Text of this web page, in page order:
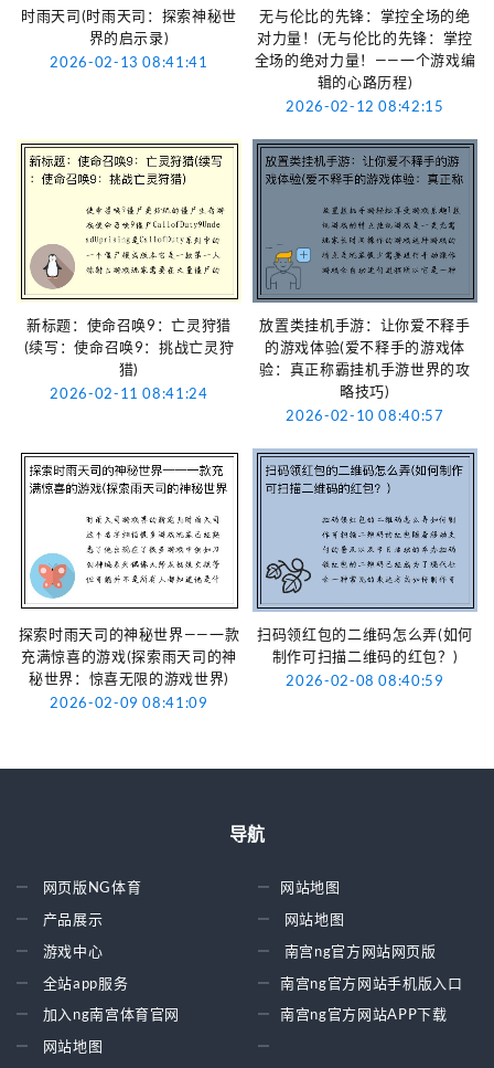
时雨天司(时雨天司：探索神秘世
界的启示录)
2026-02-13 08:41:41
无与伦比的先锋：掌控全场的绝
对力量！(无与伦比的先锋：掌控
全场的绝对力量！——一个游戏编
辑的心路历程)
2026-02-12 08:42:15
新标题：使命召唤9：亡灵狩猎
(续写：使命召唤9：挑战亡灵狩
猎)
2026-02-11 08:41:24
放置类挂机手游：让你爱不释手
的游戏体验(爱不释手的游戏体
验：真正称霸挂机手游世界的攻
略技巧)
2026-02-10 08:40:57
探索时雨天司的神秘世界——一款
充满惊喜的游戏(探索雨天司的神
秘世界：惊喜无限的游戏世界)
2026-02-09 08:41:09
扫码领红包的二维码怎么弄(如何
制作可扫描二维码的红包？)
2026-02-08 08:40:59
导航
网页版NG体育
产品展示
游戏中心
全站app服务
加入ng南宫体育官网
网站地图
网站地图
网站地图
南宫ng官方网站网页版
南宫ng官方网站手机版入口
南宫ng官方网站APP下载